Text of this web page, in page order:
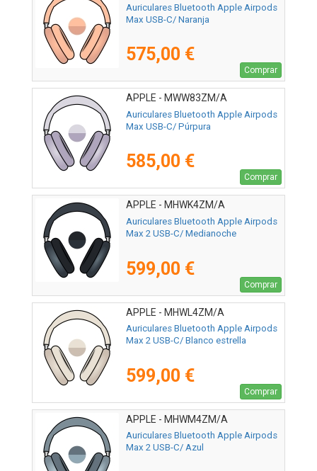
Auriculares Bluetooth Apple Airpods
Max USB-C/ Naranja
575,00 €
Comprar
APPLE - MWW83ZM/A
Auriculares Bluetooth Apple Airpods
Max USB-C/ Púrpura
585,00 €
Comprar
APPLE - MHWK4ZM/A
Auriculares Bluetooth Apple Airpods
Max 2 USB-C/ Medianoche
599,00 €
Comprar
APPLE - MHWL4ZM/A
Auriculares Bluetooth Apple Airpods
Max 2 USB-C/ Blanco estrella
599,00 €
Comprar
APPLE - MHWM4ZM/A
Auriculares Bluetooth Apple Airpods
Max 2 USB-C/ Azul